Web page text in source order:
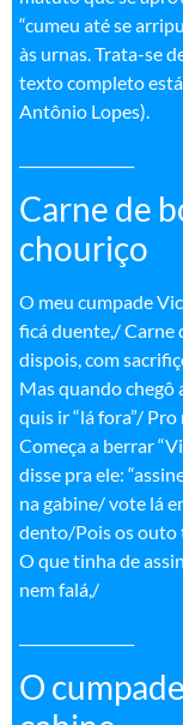
“cumeu até se
às urnas. Trata-se
texto completo
Antônio Lopes).
Carne de
chouriço
O meu cumpade
ficá duente,/ Carne
dispois, com
Mas quando
quis ir “lá fora”/
Começa a berrar
disse pra ele:
na gabine/ vote lá
dento/Pois os outo
O que tinha de
nem falá,/
O